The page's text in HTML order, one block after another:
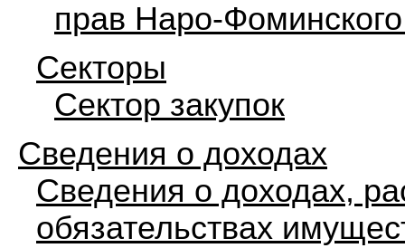
прав Наро-Фоминского
Секторы
Сектор закупок
Сведения о доходах
Сведения о доходах,
обязательствах